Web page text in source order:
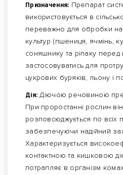
Призначення: Препарат
використовується в
переважно для обробки
культур (пшениця, ячмінь,
соняшнику та ріпаку
застосовуватись для
цукрових буряків, льону і
Дія: Діючою речовиною
При проростанні рослин
розповсюджується по всіх
забезпечуючи надійний
Характеризується
контактною та кишковою
потрапляє в організм